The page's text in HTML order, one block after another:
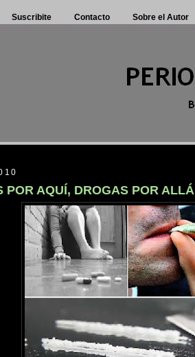
Suscribite Contacto Sobre el Autor
POR AQUÍ, DROGAS POR ALLÁ